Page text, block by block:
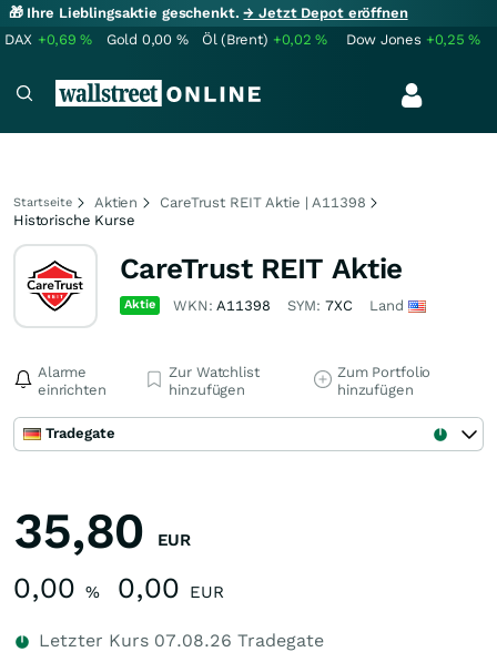
🎁 Ihre Lieblingsaktie geschenkt.→ Jetzt Depot eröffnen
DAX +0,69% Gold 0,00 % Öl (Brent) +0,02% Dow Jones +0,25%
Startseite Aktien
CareTrust REIT Aktie | A11398
Historische Kurse
CareTrust REIT Aktie
Aktie WKN:A11398 SYM: 7XC Land
Alarme
einrichten
Zur Watchlist
hinzufügen
Zum Portfolio
hinzufügen
Tradegate
35,80 EUR
0,00 % 0,00 EUR
Letzter Kurs 07.08.26 Tradegate